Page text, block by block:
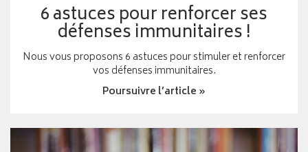
6 astuces pour renforcer ses
défenses immunitaires !
Nous vous proposons 6 astuces pour stimuler et renforcer
vos défenses immunitaires.
Poursuivre l’article »